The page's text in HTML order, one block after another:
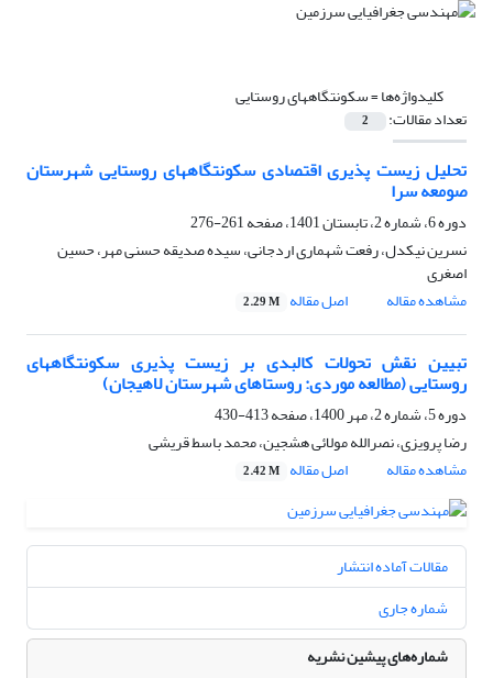
کلیدواژه‌ها =سکونتگاههای روستایی
تعداد مقالات: 2
تحلیل زیست پذیری اقتصادی سکونتگاههای روستایی شهرستان
صومعه سرا
دوره 6، شماره 2، تابستان 1401، صفحه
261-276
نسرین نیکدل، رفعت شهماری اردجانی، سیده صدیقه حسنی مهر، حسین
اصغری
مشاهده مقاله
اصل مقاله 2.29 M
تبیین نقش تحولات کالبدی بر زیست پذیری سکونتگاههای
روستایی (مطالعه موردی: روستاهای شهرستان لاهیجان)
دوره 5، شماره 2، مهر 1400، صفحه
413-430
رضا پرویزی، نصرالله مولائی هشجین، محمد باسط قریشی
مشاهده مقاله
اصل مقاله 2.42 M
مقالات آماده انتشار
شماره جاری
شماره‌های پیشین نشریه